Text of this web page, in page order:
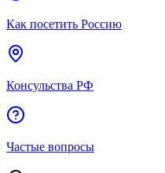
Как посетить Россию
Консульства РФ
Частые вопросы